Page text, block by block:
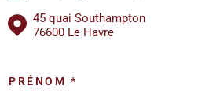
45 quai Southampton
76600 Le Havre
PRÉNOM *